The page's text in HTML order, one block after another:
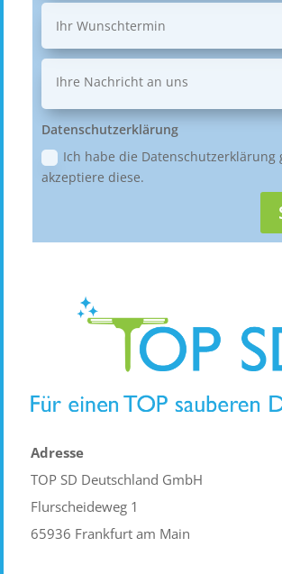
Datenschutzerklärung
Ich habe die Datenschutzerklärung
akzeptiere diese.
Adresse
TOP SD Deutschland GmbH
Flurscheideweg 1
65936 Frankfurt am Main